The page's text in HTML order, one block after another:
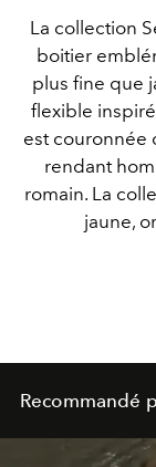
La collection
boitier
plus fine que
flexible
est couronnée
rendant
romain. La
jaune,
Recommandé